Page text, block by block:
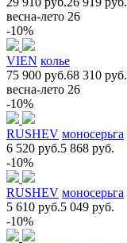
весна-лето 26
-10%
VIEN колье
75 900 руб.68 310 руб.
весна-лето 26
-10%
RUSHEV моносерьга
6 520 руб.5 868 руб.
-10%
RUSHEV моносерьга
5 610 руб.5 049 руб.
-10%